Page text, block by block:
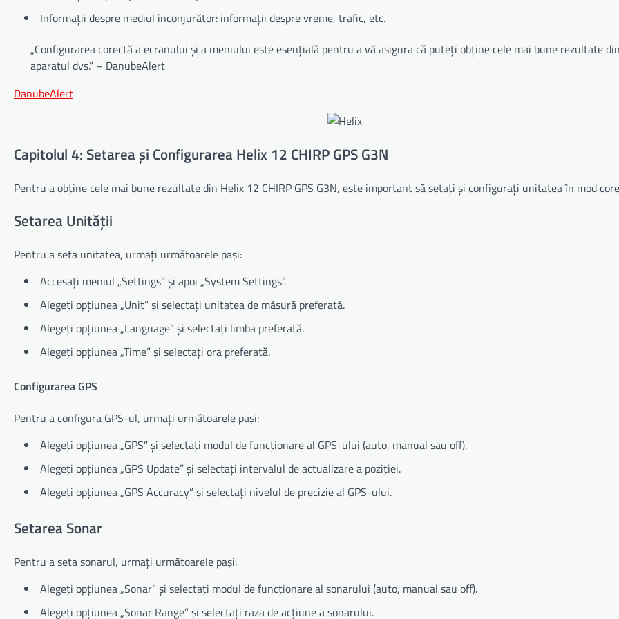
Informații despre mediul înconjurător: informații despre vreme, trafic, etc.
„Configurarea corectă a ecranului și a meniului este esențială pentru a vă asigura că puteți obține cele mai bune rezultate din
aparatul dvs.” – DanubeAlert
DanubeAlert
Capitolul 4: Setarea și Configurarea Helix 12 CHIRP GPS G3N
Pentru a obține cele mai bune rezultate din Helix 12 CHIRP GPS G3N, este important să setați și configurați unitatea în mod
Setarea Unității
Pentru a seta unitatea, urmați următoarele pași:
Accesați meniul „Settings” și apoi „System Settings”.
Alegeți opțiunea „Unit” și selectați unitatea de măsură preferată.
Alegeți opțiunea „Language” și selectați limba preferată.
Alegeți opțiunea „Time” și selectați ora preferată.
Configurarea GPS
Pentru a configura GPS-ul, urmați următoarele pași:
Alegeți opțiunea „GPS” și selectați modul de funcționare al GPS-ului (auto, manual sau off).
Alegeți opțiunea „GPS Update” și selectați intervalul de actualizare a poziției.
Alegeți opțiunea „GPS Accuracy” și selectați nivelul de precizie al GPS-ului.
Setarea Sonar
Pentru a seta sonarul, urmați următoarele pași:
Alegeți opțiunea „Sonar” și selectați modul de funcționare al sonarului (auto, manual sau off).
Alegeți opțiunea „Sonar Range” și selectați raza de acțiune a sonarului.